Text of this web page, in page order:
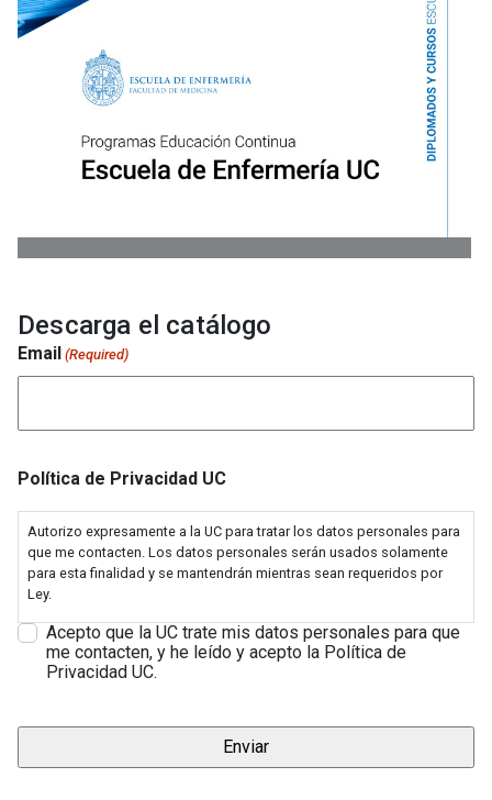
Descarga el catálogo
Email (Required)
Política de Privacidad UC
Autorizo expresamente a la UC para tratar los datos personales para
que me contacten. Los datos personales serán usados solamente
para esta finalidad y se mantendrán mientras sean requeridos por
Ley.
Acepto que la UC trate mis datos personales para que
me contacten, y he leído y acepto la Política de
Privacidad UC.